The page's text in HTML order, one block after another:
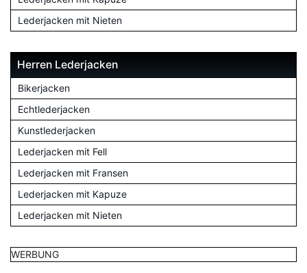
Lederjacken mit Nieten
Herren Lederjacken
Bikerjacken
Echtlederjacken
Kunstlederjacken
Lederjacken mit Fell
Lederjacken mit Fransen
Lederjacken mit Kapuze
Lederjacken mit Nieten
WERBUNG